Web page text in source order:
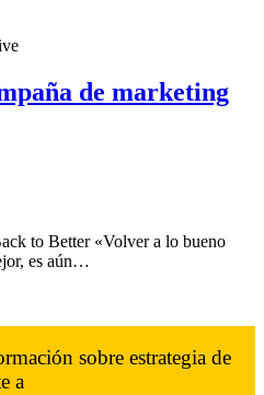
de marketing
to Better «Volver a lo bueno
es aún…
sobre estrategia de
a